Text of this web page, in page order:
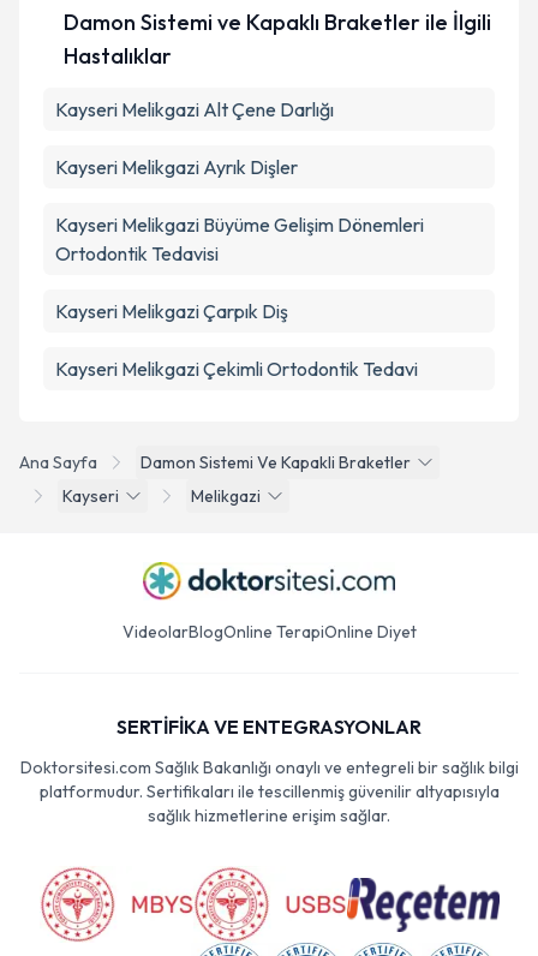
Ana Sayfa
Damon Sistemi Ve Kapakli Braketler
Kayseri
Melikgazi
Damon Sistemi ve Kapaklı Braketler ile İlgili
Hastalıklar
Kayseri Melikgazi Alt Çene Darlığı
Kayseri Melikgazi Ayrık Dişler
Kayseri Melikgazi Büyüme Gelişim Dönemleri
Ortodontik Tedavisi
Kayseri Melikgazi Çarpık Diş
Kayseri Melikgazi Çekimli Ortodontik Tedavi
VideolarBlogOnline TerapiOnline Diyet
SERTİFİKA VE ENTEGRASYONLAR
Doktorsitesi.com Sağlık Bakanlığı onaylı ve entegreli bir sağlık bilgi
platformudur. Sertifikaları ile tescillenmiş güvenilir altyapısıyla
sağlık hizmetlerine erişim sağlar.